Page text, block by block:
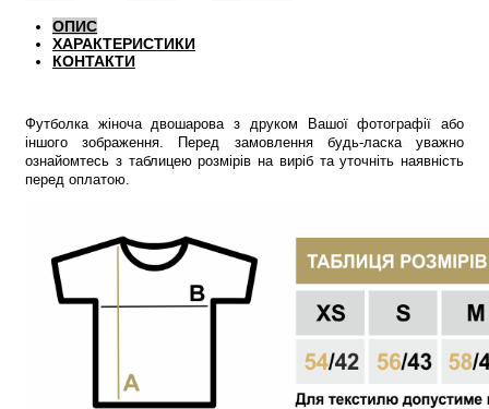
ОПИС
ХАРАКТЕРИСТИКИ
КОНТАКТИ
Футболка жіноча двошарова з друком Вашої фотографії або
іншого зображення. Перед замовлення будь-ласка уважно
ознайомтесь з таблицею розмірів на виріб та уточніть наявність
перед оплатою.